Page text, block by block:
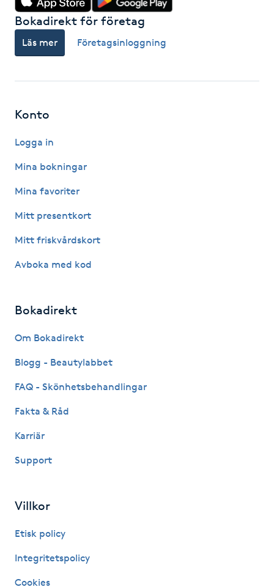
Hypnos
Hårborttagning
Hårbottenbehandling
Hårförlängning
Hårvård
Hälsprickor
Idrottsmassage
IPL hårborttagning
IR-massage
Japansk massage
K18
Katun fransar
Kemisk peeling
Bokadirekt för företag
Läs mer Företagsinloggning
Konto
Logga in
Mina bokningar
Mina favoriter
Mitt presentkort
Mitt friskvårdskort
Avboka med kod
Bokadirekt
Om Bokadirekt
Blogg - Beautylabbet
FAQ - Skönhetsbehandlingar
Fakta & Råd
Karriär
Support
Villkor
Etisk policy
Integritetspolicy
Cookies